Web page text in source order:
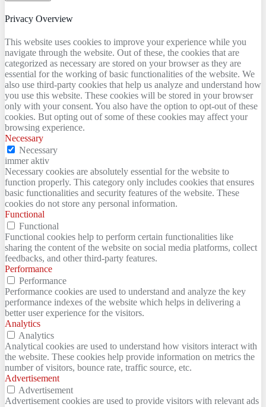
Privacy Overview
This website uses cookies to improve your experience while you
navigate through the website. Out of these, the cookies that are
categorized as necessary are stored on your browser as they are
essential for the working of basic functionalities of the website. We
also use third-party cookies that help us analyze and understand how
you use this website. These cookies will be stored in your browser
only with your consent. You also have the option to opt-out of these
cookies. But opting out of some of these cookies may affect your
browsing experience.
Necessary
Necessary
immer aktiv
Necessary cookies are absolutely essential for the website to
function properly. This category only includes cookies that ensures
basic functionalities and security features of the website. These
cookies do not store any personal information.
Functional
Functional
Functional cookies help to perform certain functionalities like
sharing the content of the website on social media platforms, collect
feedbacks, and other third-party features.
Performance
Performance
Performance cookies are used to understand and analyze the key
performance indexes of the website which helps in delivering a
better user experience for the visitors.
Analytics
Analytics
Analytical cookies are used to understand how visitors interact with
the website. These cookies help provide information on metrics the
number of visitors, bounce rate, traffic source, etc.
Advertisement
Advertisement
Advertisement cookies are used to provide visitors with relevant ads